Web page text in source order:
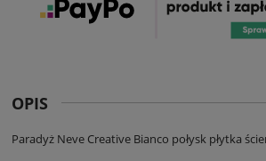
OPIS
Paradyż Neve Creative Bianco połysk płytka